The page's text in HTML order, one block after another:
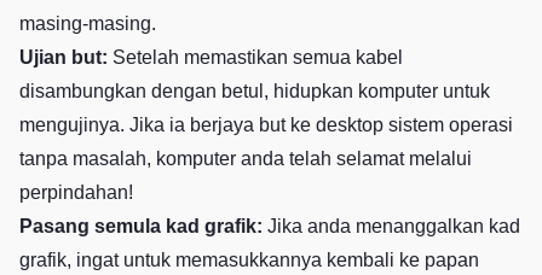
masing-masing.
Ujian but: Setelah memastikan semua kabel
disambungkan dengan betul, hidupkan komputer untuk
mengujinya. Jika ia berjaya but ke desktop sistem operasi
tanpa masalah, komputer anda telah selamat melalui
perpindahan!
Pasang semula kad grafik: Jika anda menanggalkan kad
grafik, ingat untuk memasukkannya kembali ke papan